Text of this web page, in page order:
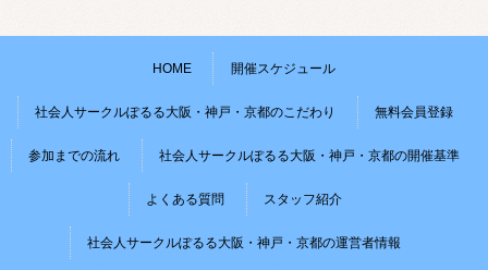
HOME 開催スケジュール
社会人サークルぽるる大阪・神戸・京都のこだわり 無料会員登録
参加までの流れ 社会人サークルぽるる大阪・神戸・京都の開催基準
よくある質問 スタッフ紹介
社会人サークルぽるる大阪・神戸・京都の運営者情報